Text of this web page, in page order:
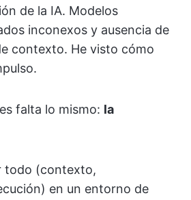
de la IA. Modelos
inconexos y ausencia de
contexto. He visto cómo
falta lo mismo: la
todo (contexto,
en un entorno de